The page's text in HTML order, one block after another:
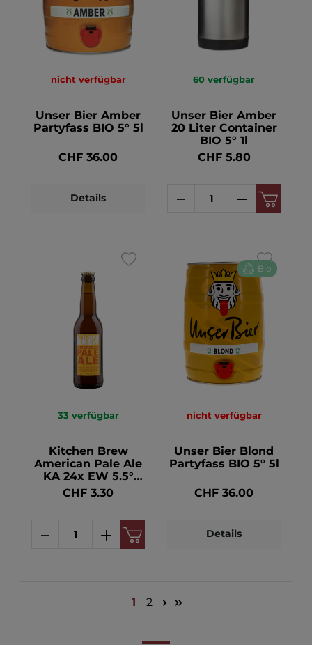
nicht verfügbar
Unser Bier Amber
Partyfass BIO 5° 5l
CHF 36.00
Details
60 verfügbar
Unser Bier Amber
20 Liter Container
BIO 5° 1l
CHF 5.80
33 verfügbar
Kitchen Brew
American Pale Ale
KA 24x EW 5.5°
33cl
CHF 3.30
Bio
nicht verfügbar
Unser Bier Blond
Partyfass BIO 5° 5l
CHF 36.00
Details
1 2